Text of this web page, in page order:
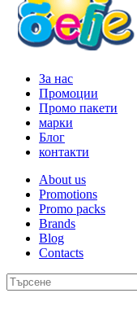
За нас
Промоции
Промо пакети
марки
Блог
контакти
About us
Promotions
Promo packs
Brands
Blog
Contacts